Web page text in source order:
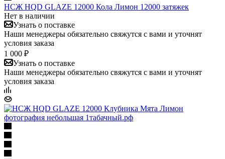
НСЖ HQD GLAZE 12000 Кола Лимон 12000 затяжек
Нет в наличии
Узнать о поставке
Наши менеджеры обязательно свяжутся с вами и уточнят
условия заказа
1 000 ₽
Узнать о поставке
Наши менеджеры обязательно свяжутся с вами и уточнят
условия заказа